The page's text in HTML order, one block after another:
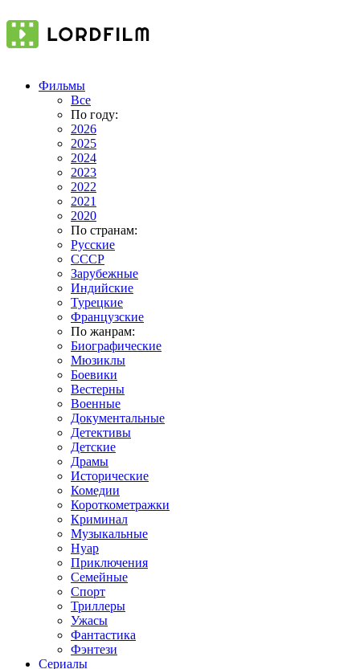
Фильмы
Все
По году:
2026
2025
2024
2023
2022
2021
2020
По странам:
Русские
СССР
Зарубежные
Индийские
Турецкие
Французские
По жанрам:
Биографические
Мюзиклы
Боевики
Вестерны
Военные
Документальные
Детективы
Детские
Драмы
Исторические
Комедии
Короткометражки
Криминал
Музыкальные
Нуар
Приключения
Семейные
Спорт
Триллеры
Ужасы
Фантастика
Фэнтези
Сериалы